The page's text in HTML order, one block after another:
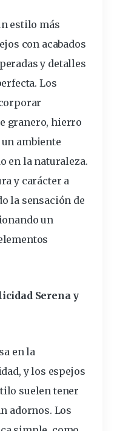
estilo más
con acabados
y detalles
Los
granero, hierro
ambiente
en la naturaleza.
y carácter a
la sensación de
un
Serena y
en la
y los espejos
suelen tener
adornos. Los